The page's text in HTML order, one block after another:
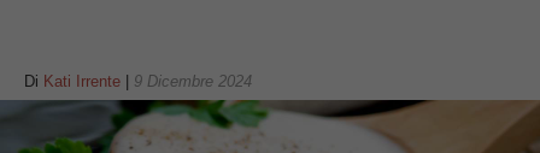
Di Kati Irrente 9 Dicembre 2024